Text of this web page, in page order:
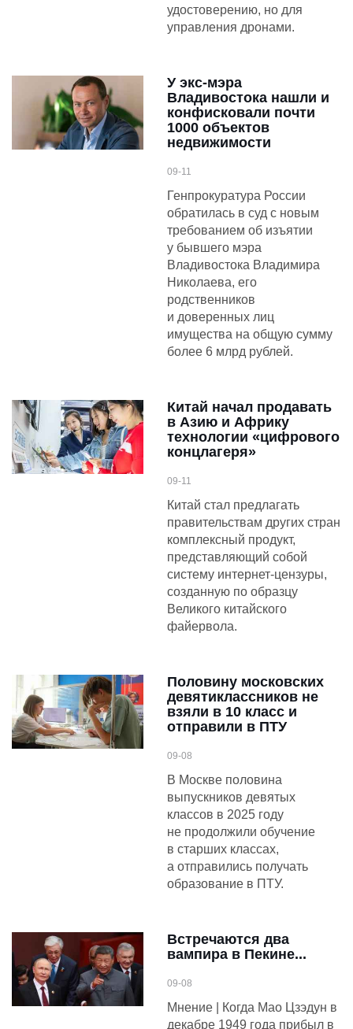
удостоверению, но для
управления дронами.
У экс-мэра
Владивостока нашли и
конфисковали почти
1000 объектов
недвижимости
09-11
Генпрокуратура России
обратилась в суд с новым
требованием об изъятии
у бывшего мэра
Владивостока Владимира
Николаева, его
родственников
и доверенных лиц
имущества на общую сумму
более 6 млрд рублей.
Китай начал продавать
в Азию и Африку
технологии «цифрового
концлагеря»
09-11
Китай стал предлагать
правительствам других стран
комплексный продукт,
представляющий собой
систему интернет-цензуры,
созданную по образцу
Великого китайского
файервола.
Половину московских
девятиклассников не
взяли в 10 класс и
отправили в ПТУ
09-08
В Москве половина
выпускников девятых
классов в 2025 году
не продолжили обучение
в старших классах,
а отправились получать
образование в ПТУ.
Встречаются два
вампира в Пекине...
09-08
Мнение | Когда Мао Цзэдун в
декабре 1949 года прибыл в